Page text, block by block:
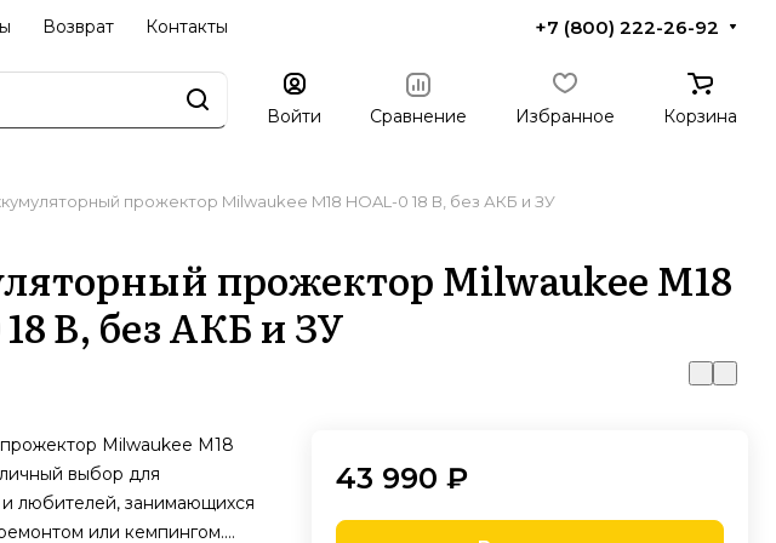
Возврат Контакты +7 (800) 222-26-92
Войти Сравнение Избранное Корзина
прожектор Milwaukee M18 HOAL-0 18 В, без АКБ и ЗУ
прожектор Milwaukee M18
В, без АКБ и ЗУ
Milwaukee M18
выбор для
любителей, занимающихся
или кемпингом.
43 990 ₽